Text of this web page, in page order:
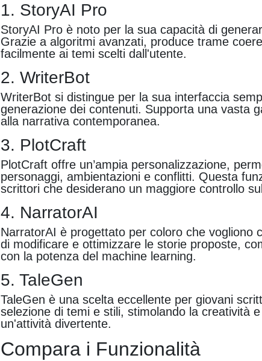
1. StoryAI Pro
StoryAI Pro è noto per la sua capacità di
Grazie a algoritmi avanzati, produce trame
facilmente ai temi scelti dall'utente.
2. WriterBot
WriterBot si distingue per la sua interfaccia
generazione dei contenuti. Supporta una vasta
alla narrativa contemporanea.
3. PlotCraft
PlotCraft offre un’ampia personalizzazione,
personaggi, ambientazioni e conflitti. Questa
scrittori che desiderano un maggiore controllo
4. NarratorAI
NarratorAI è progettato per coloro che vogliono
di modificare e ottimizzare le storie proposte,
con la potenza del machine learning.
5. TaleGen
TaleGen è una scelta eccellente per giovani
selezione di temi e stili, stimolando la creatività
un'attività divertente.
Compara i Funzionalità